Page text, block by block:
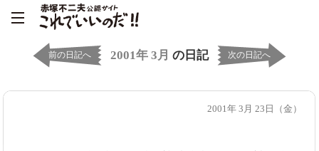
前の日記へ 2001年 3月 の日記 次の日記へ
2001年 3月 23日（金）